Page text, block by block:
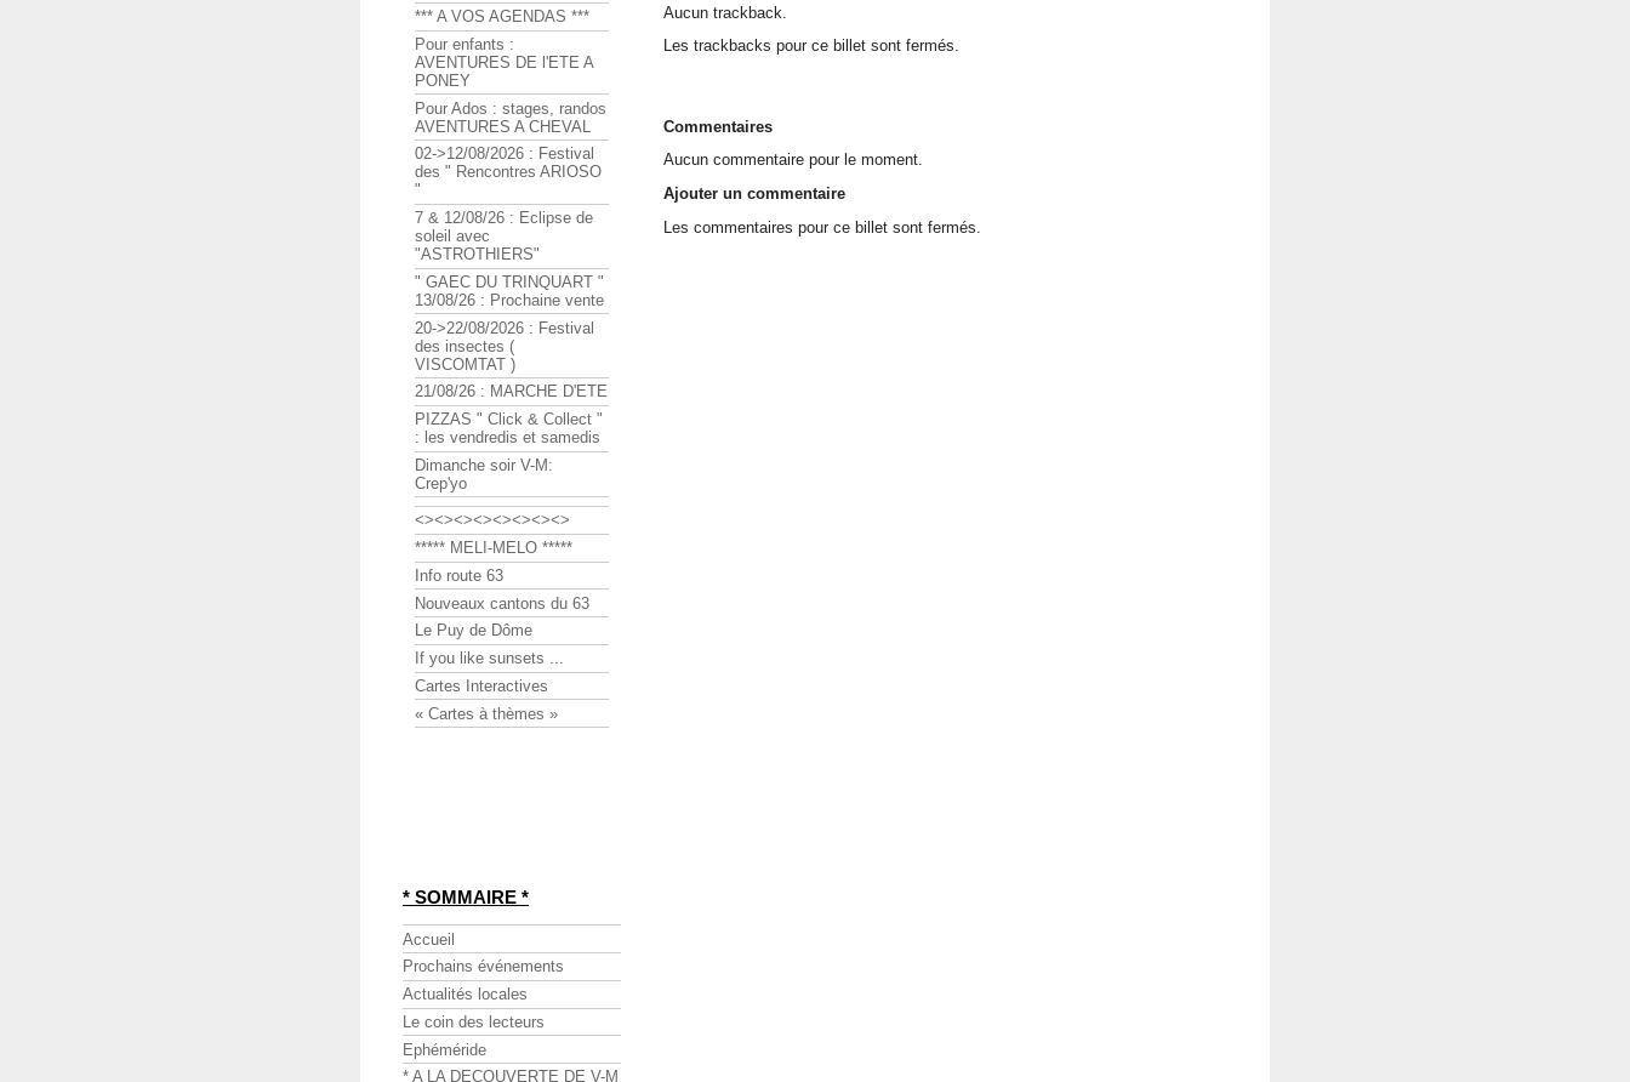
Aucun trackback.
Les trackbacks pour ce billet sont fermés.
Commentaires
Aucun commentaire pour le moment.
Ajouter un commentaire
Les commentaires pour ce billet sont fermés.
*** A VOS AGENDAS ***
Pour enfants :
AVENTURES DE l'ETE A
PONEY
Pour Ados : stages, randos
AVENTURES A CHEVAL
02->12/08/2026 : Festival
des " Rencontres ARIOSO
"
7 & 12/08/26 : Eclipse de
soleil avec
"ASTROTHIERS"
" GAEC DU TRINQUART "
13/08/26 : Prochaine vente
20->22/08/2026 : Festival
des insectes (
VISCOMTAT )
21/08/26 : MARCHE D'ETE
PIZZAS " Click & Collect "
: les vendredis et samedis
Dimanche soir V-M:
Crep'yo
<><><><><><><><>
***** MELI-MELO *****
Info route 63
Nouveaux cantons du 63
Le Puy de Dôme
If you like sunsets ...
Cartes Interactives
« Cartes à thèmes »
* SOMMAIRE *
Accueil
Prochains événements
Actualités locales
Le coin des lecteurs
Ephéméride
* A LA DECOUVERTE DE V-M